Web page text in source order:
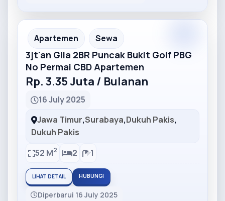
Partner Ad
Apartemen Sewa
3jt'an Gila 2BR Puncak Bukit Golf PBG
No Permai CBD Apartemen
Rp. 3.35 Juta / Bulanan
16 July 2025
Jawa Timur,Surabaya,Dukuh Pakis,
Dukuh Pakis
52 M2 2 1
LIHAT DETAIL HUBUNGI
Diperbarui 16 July 2025